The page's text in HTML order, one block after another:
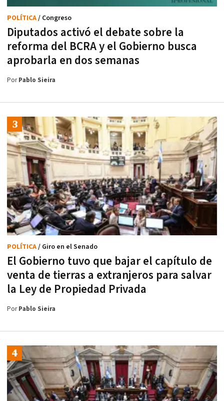
Diputados activó el debate sobre la
reforma del BCRA y el Gobierno busca
aprobarla en dos semanas
POLÍTICA/ Congreso
PorPablo Sieira
El Gobierno tuvo que bajar el capítulo de
venta de tierras a extranjeros para salvar
la Ley de Propiedad Privada
POLÍTICA/ Giro en el Senado
PorPablo Sieira